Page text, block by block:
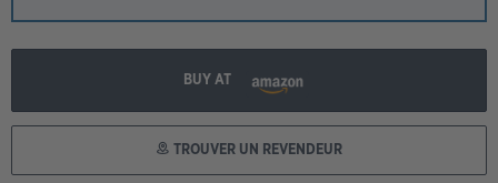
BUY AT
TROUVER UN REVENDEUR